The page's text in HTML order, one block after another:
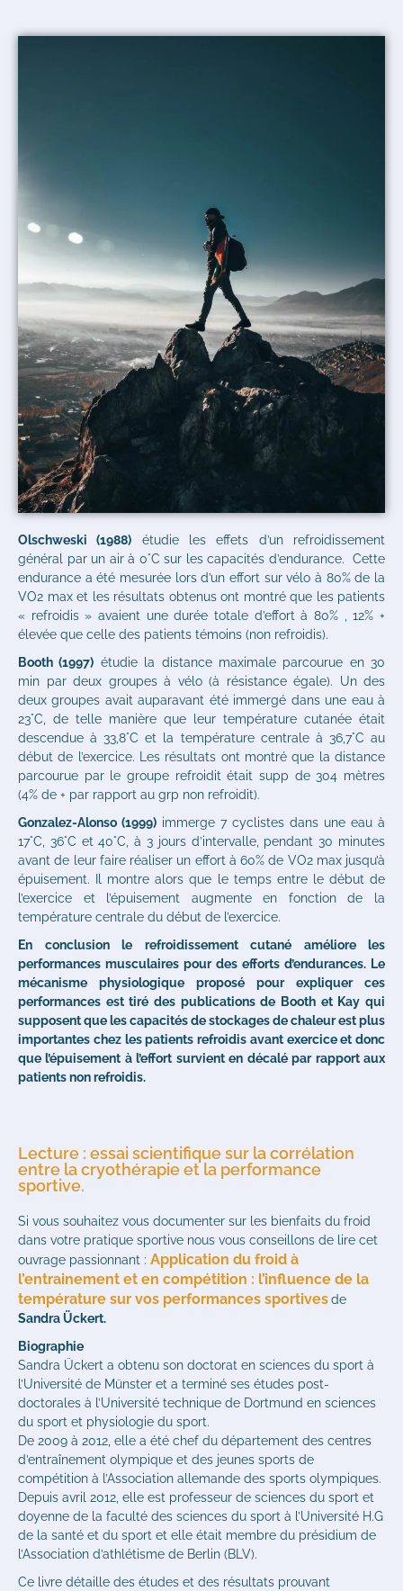
Olschweski (1988) étudie les effets d’un refroidissement
général par un air à 0°C sur les capacités d’endurance. Cette
endurance a été mesurée lors d’un effort sur vélo à 80% de la
VO2 max et les résultats obtenus ont montré que les patients
« refroidis » avaient une durée totale d’effort à 80% , 12% +
élevée que celle des patients témoins (non refroidis).
Booth (1997) étudie la distance maximale parcourue en 30
min par deux groupes à vélo (à résistance égale). Un des
deux groupes avait auparavant été immergé dans une eau à
23°C, de telle manière que leur température cutanée était
descendue à 33,8°C et la température centrale à 36,7°C au
début de l’exercice. Les résultats ont montré que la distance
parcourue par le groupe refroidit était supp de 304 mètres
(4% de + par rapport au grp non refroidit).
Gonzalez-Alonso (1999) immerge 7 cyclistes dans une eau à
17°C, 36°C et 40°C, à 3 jours d’intervalle, pendant 30 minutes
avant de leur faire réaliser un effort à 60% de VO2 max jusqu’à
épuisement. Il montre alors que le temps entre le début de
l’exercice et l’épuisement augmente en fonction de la
température centrale du début de l’exercice.
En conclusion le refroidissement cutané améliore les
performances musculaires pour des efforts d’endurances. Le
mécanisme physiologique proposé pour expliquer ces
performances est tiré des publications de Booth et Kay qui
supposent que les capacités de stockages de chaleur est plus
importantes chez les patients refroidis avant exercice et donc
que l’épuisement à l’effort survient en décalé par rapport aux
patients non refroidis.
Lecture : essai scientifique sur la corrélation
entre la cryothérapie et la performance
sportive.
Si vous souhaitez vous documenter sur les bienfaits du froid
dans votre pratique sportive nous vous conseillons de lire cet
ouvrage passionnant : Application du froid à
l’entrainement et en compétition : l’influence de la
température sur vos performances sportivesde
Sandra Ückert.
Biographie
Sandra Ückert a obtenu son doctorat en sciences du sport à
l’Université de Münster et a terminé ses études post-
doctorales à l’Université technique de Dortmund en sciences
du sport et physiologie du sport.
De 2009 à 2012, elle a été chef du département des centres
d’entraînement olympique et des jeunes sports de
compétition à l’Association allemande des sports olympiques.
Depuis avril 2012, elle est professeur de sciences du sport et
doyenne de la faculté des sciences du sport à l’Université H.G
de la santé et du sport et elle était membre du présidium de
l’Association d’athlétisme de Berlin (BLV).
Ce livre détaille des études et des résultats prouvant